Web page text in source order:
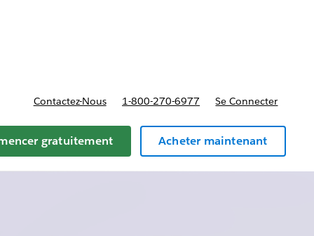
Contactez-Nous 1-800-270-6977 Se Connecter
gratuitement Acheter maintenant